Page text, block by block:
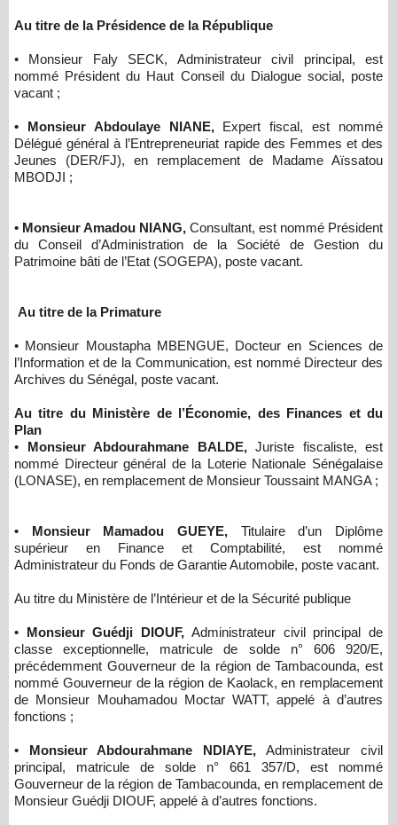
Au titre de la Présidence de la République
• Monsieur Faly SECK, Administrateur civil principal, est
nommé Président du Haut Conseil du Dialogue social, poste
vacant ;
• Monsieur Abdoulaye NIANE, Expert fiscal, est nommé
Délégué général à l’Entrepreneuriat rapide des Femmes et des
Jeunes (DER/FJ), en remplacement de Madame Aïssatou
MBODJI ;
• Monsieur Amadou NIANG, Consultant, est nommé Président
du Conseil d’Administration de la Société de Gestion du
Patrimoine bâti de l’Etat (SOGEPA), poste vacant.
Au titre de la Primature
• Monsieur Moustapha MBENGUE, Docteur en Sciences de
l’Information et de la Communication, est nommé Directeur des
Archives du Sénégal, poste vacant.
Au titre du Ministère de l’Économie, des Finances et du
Plan
• Monsieur Abdourahmane BALDE,Juriste fiscaliste, est
nommé Directeur général de la Loterie Nationale Sénégalaise
(LONASE), en remplacement de Monsieur Toussaint MANGA ;
• Monsieur Mamadou GUEYE, Titulaire d’un Diplôme
supérieur en Finance et Comptabilité, est nommé
Administrateur du Fonds de Garantie Automobile, poste vacant.
Au titre du Ministère de l’Intérieur et de la Sécurité publique
• Monsieur Guédji DIOUF, Administrateur civil principal de
classe exceptionnelle, matricule de solde n° 606 920/E,
précédemment Gouverneur de la région de Tambacounda, est
nommé Gouverneur de la région de Kaolack, en remplacement
de Monsieur Mouhamadou Moctar WATT, appelé à d’autres
fonctions ;
• Monsieur Abdourahmane NDIAYE,Administrateur civil
principal, matricule de solde n° 661 357/D, est nommé
Gouverneur de la région de Tambacounda, en remplacement de
Monsieur Guédji DIOUF, appelé à d’autres fonctions.